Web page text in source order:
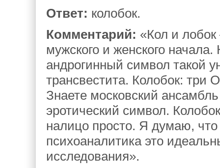
Ответ: колобок.
Комментарий: «Кол и
мужского и женского
андрогинный символ такой
трансвестита. Колобок: три
Знаете московский
эротический символ.
налицо просто. Я думаю, что
психоаналитика это
исследования».